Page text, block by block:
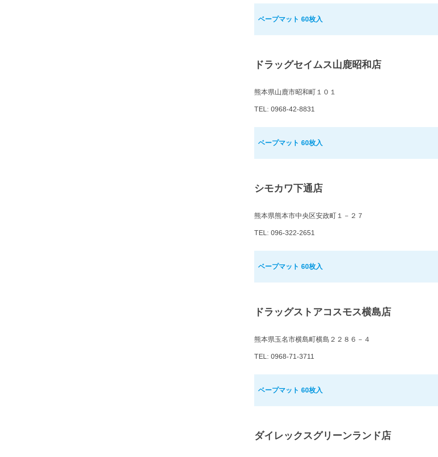
ベープマット 60枚入
ドラッグセイムス山鹿昭和店
熊本県山鹿市昭和町１０１
TEL: 0968-42-8831
ベープマット 60枚入
シモカワ下通店
熊本県熊本市中央区安政町１－２７
TEL: 096-322-2651
ベープマット 60枚入
ドラッグストアコスモス横島店
熊本県玉名市横島町横島２２８６－４
TEL: 0968-71-3711
ベープマット 60枚入
ダイレックスグリーンランド店